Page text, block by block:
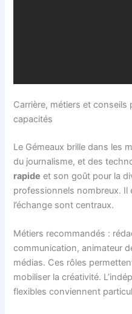
Carrière, métiers et conseils
capacités
Le Gémeaux brille dans les
du journalisme, et des
rapide et son goût pour la
professionnels nombreux. Il
l’échange sont centraux.
Métiers recommandés :
communication, animateur
médias. Ces rôles
mobiliser la créativité.
flexibles conviennent